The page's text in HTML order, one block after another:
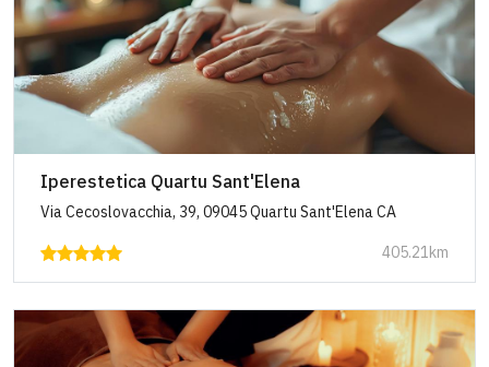
Iperestetica Quartu Sant'Elena
Via Cecoslovacchia, 39, 09045 Quartu Sant'Elena CA
405.21km